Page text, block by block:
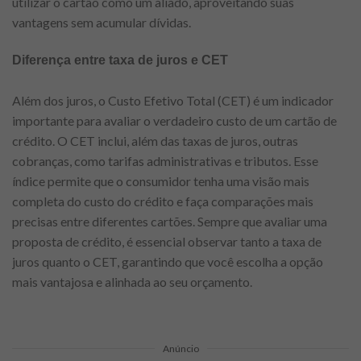
vantagens sem acumular dívidas.
Diferença entre taxa de juros e CET
Além dos juros, o Custo Efetivo Total (CET) é um indicador
importante para avaliar o verdadeiro custo de um cartão de
crédito. O CET inclui, além das taxas de juros, outras
cobranças, como tarifas administrativas e tributos. Esse
índice permite que o consumidor tenha uma visão mais
completa do custo do crédito e faça comparações mais
precisas entre diferentes cartões. Sempre que avaliar uma
proposta de crédito, é essencial observar tanto a taxa de
juros quanto o CET, garantindo que você escolha a opção
mais vantajosa e alinhada ao seu orçamento.
Anúncio